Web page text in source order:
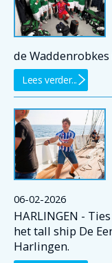
de
Lees verder...
06-02-2026
HARLINGEN -
het tall ship De
Harlingen.